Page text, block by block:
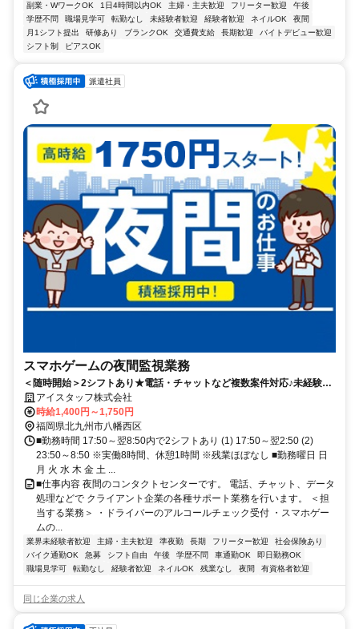
副業・WワークOK 1日4時間以内OK 主婦・主夫歓迎 フリーター歓迎
午後
学歴不問
職場見学可 転勤なし 未経験者歓迎 経験者歓迎 ネイルOK
夜間
月1シフト提出
研修あり ブランクOK 交通費支給 長期歓迎
バイトデビュー歓迎
シフト制
ピアスOK
派遣社員
スマホゲームの夜間監視業務
＜随時開始＞2シフトあり★電話・チャットなど複数案件対応♪未経験
OK◎同社で当社スタッフ複数名就業中♪
アイスタッフ株式会社
時給1,400円～1,750円
福岡県北九州市八幡西区
■勤務時間 17:50～翌8:50内で2シフトあり (1) 17:50～翌2:50 (2)
23:50～8:50 ※実働8時間、休憩1時間 ※残業ほぼなし ■勤務曜日 日
月 火 水 木 金 土 ...
■仕事内容 夜間のコンタクトセンターです。 電話、チャット、データ
処理などで クライアント企業の各種サポート業務を行います。 ＜担
当する業務＞ ・ドライバーのアルコールチェック受付 ・スマホゲー
ムの...
業界未経験者歓迎 主婦・主夫歓迎 準夜勤 長期 フリーター歓迎
社会保険あり
バイク通勤OK
急募 シフト自由 午後 学歴不問 車通勤OK
即日勤務OK
職場見学可
転勤なし 経験者歓迎 ネイルOK 残業なし 夜間 有資格者歓迎
同じ企業の求人